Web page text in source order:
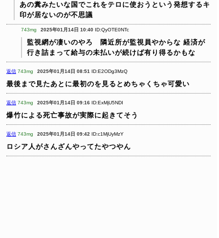
あの糞みたいな国でこれをテロに使おうという発想するキ
印が居ないのが不思議
743mg 2025年01月14日 10:40 ID:QyOTE0NTc
監視網が凄いのやろ 隣近所が監視員やからな 経済が
行き詰まって給与の未払いが続けば有り得るかもな
返信 743mg 2025年01月14日 08:51 ID:E2ODg3MzQ
最後まで見たあとに最初のを見るとめちゃくちゃ可愛い
返信 743mg 2025年01月14日 09:16 ID:ExMjU5NDI
爆竹による死亡事故が実際に起きてそう
返信 743mg 2025年01月14日 09:42 ID:c1MjUyMzY
ロシア人がさんざんやってたやつやん